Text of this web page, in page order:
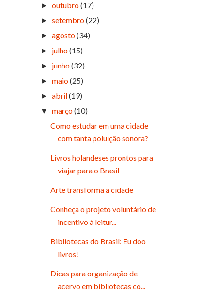
►outubro(17)
►setembro(22)
►agosto(34)
► julho(15)
► junho(32)
►maio(25)
►abril(19)
▼ março(10)
Como estudar em uma cidade
com tanta poluição sonora?
Livros holandeses prontos para
viajar para o Brasil
Arte transforma a cidade
Conheça o projeto voluntário de
incentivo à leitur...
Bibliotecas do Brasil: Eu doo
livros!
Dicas para organização de
acervo em bibliotecas co...